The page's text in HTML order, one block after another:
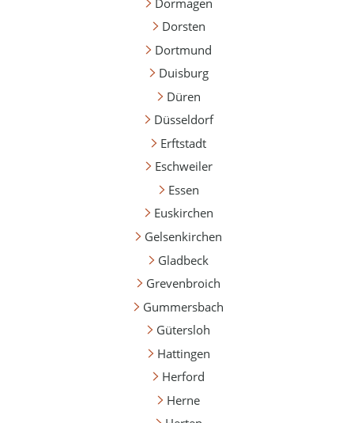
Dorsten
Dortmund
Duisburg
Düren
Düsseldorf
Erftstadt
Eschweiler
Essen
Euskirchen
Gelsenkirchen
Gladbeck
Grevenbroich
Gummersbach
Gütersloh
Hattingen
Herford
Herne